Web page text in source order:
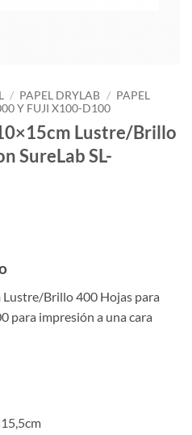
/ PAPEL DRYLAB / PAPEL
Y FUJI X100-D100
Lustre/Brillo
SureLab SL-
Brillo 400 Hojas para
para impresión a una cara